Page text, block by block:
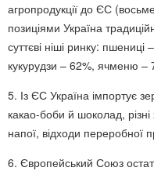
агропродукції до ЄС
позиціями Україна
суттєві ніші ринку:
кукурудзи – 62%, ячменю –
5. Із ЄС Україна імпортує
какао-боби й шоколад, різні
напої, відходи переробної
6. Європейський Союз